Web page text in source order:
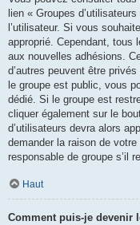
lien « Groupes
l’utilisateur. Si vous
approprié. Cependant, tous
aux nouvelles adhésions.
d’autres peuvent être
le groupe est public, vous
dédié. Si le groupe est
cliquer également sur le
d’utilisateurs devra alors
demander la raison de
responsable de groupe s’il
Haut
Comment puis-je devenir